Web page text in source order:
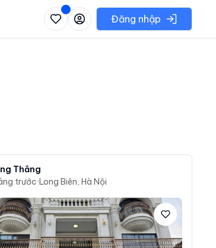
các khu vực có thể chọnĐăng nhập
Thắng
trước·Long Biên, Hà Nội